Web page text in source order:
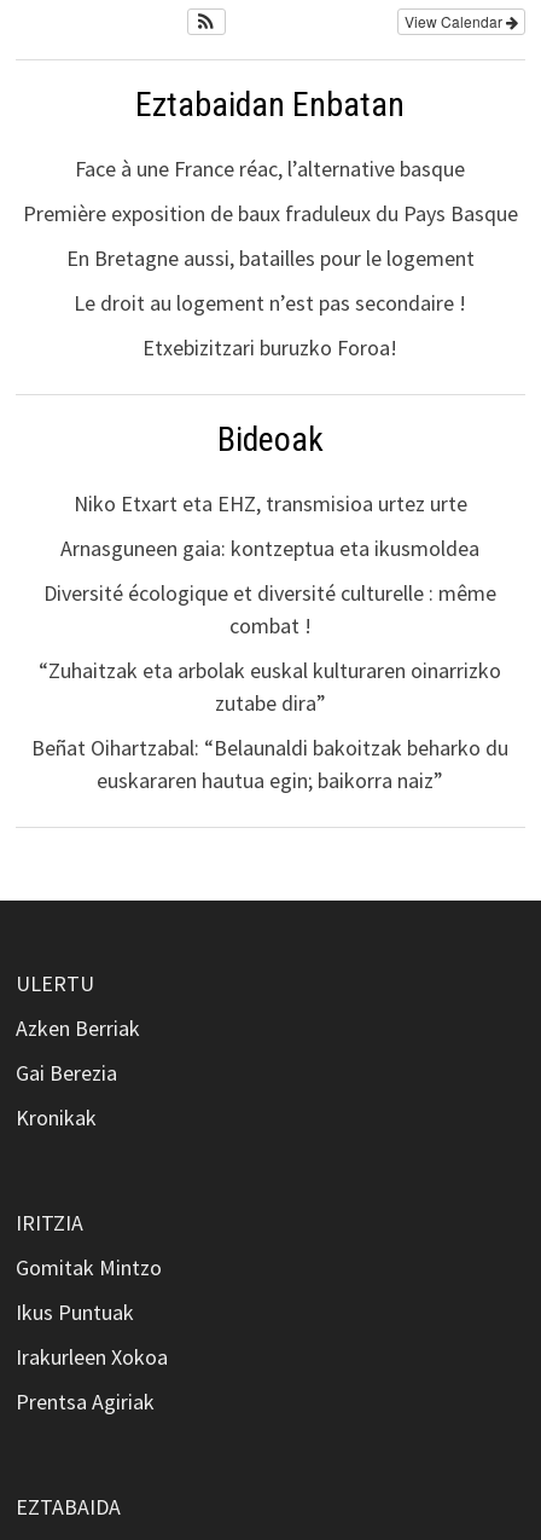
View Calendar
Eztabaidan Enbatan
Face à une France réac, l’alternative basque
Première exposition de baux fraduleux du Pays Basque
En Bretagne aussi, batailles pour le logement
Le droit au logement n’est pas secondaire !
Etxebizitzari buruzko Foroa!
Bideoak
Niko Etxart eta EHZ, transmisioa urtez urte
Arnasguneen gaia: kontzeptua eta ikusmoldea
Diversité écologique et diversité culturelle : même
combat !
“Zuhaitzak eta arbolak euskal kulturaren oinarrizko
zutabe dira”
Beñat Oihartzabal: “Belaunaldi bakoitzak beharko du
euskararen hautua egin; baikorra naiz”
ULERTU
Azken Berriak
Gai Berezia
Kronikak
IRITZIA
Gomitak Mintzo
Ikus Puntuak
Irakurleen Xokoa
Prentsa Agiriak
EZTABAIDA